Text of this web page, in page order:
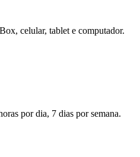
celular, tablet e computador.
por dia, 7 dias por semana.